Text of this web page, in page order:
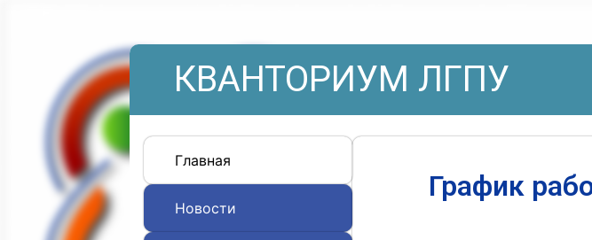
КВАНТОРИУМ ЛГПУ
Главная
Новости
График